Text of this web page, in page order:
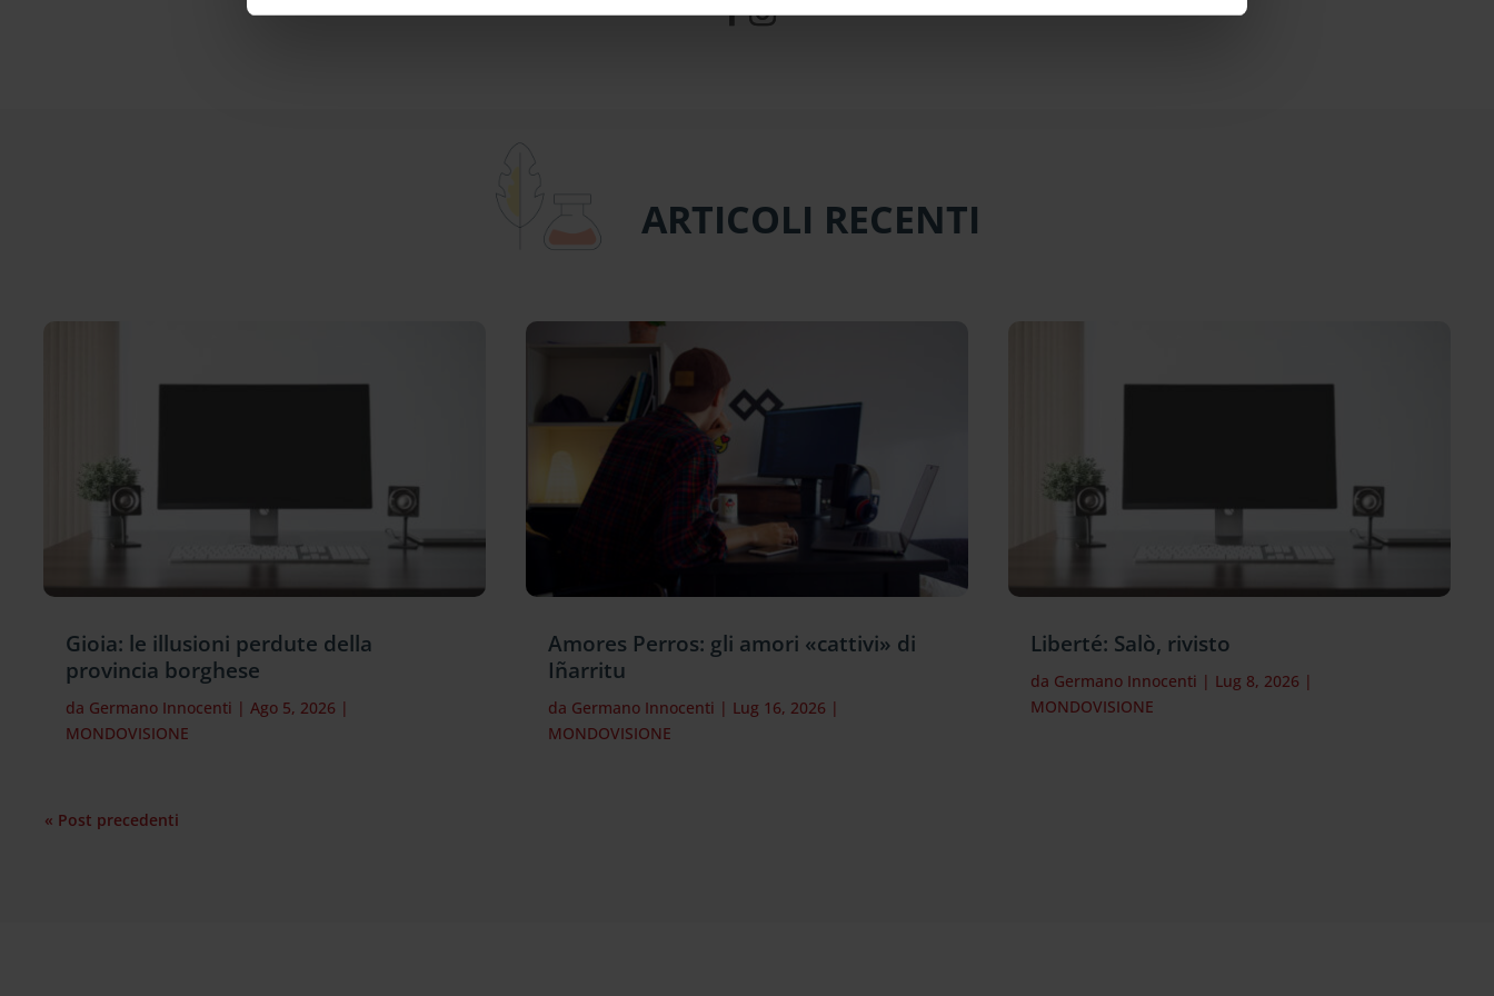
ARTICOLI RECENTI
Gioia: le illusioni perdute della
provincia borghese
da Germano Innocenti |Ago 5, 2026 |
MONDOVISIONE
Amores Perros: gli amori «cattivi» di
Iñarritu
da Germano Innocenti | Lug 16, 2026 |
MONDOVISIONE
Liberté: Salò, rivisto
da Germano Innocenti | Lug 8, 2026 |
MONDOVISIONE
« Post precedenti